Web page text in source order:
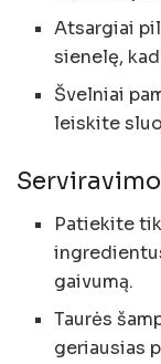
Atsargiai
sienelę,
Švelniai
leiskite
Patiekite
gaivumą.
Taurės
geriausias